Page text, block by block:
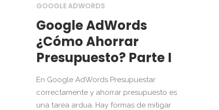
GOOGLE ADWORDS
Google AdWords
¿Cómo Ahorrar
Presupuesto? Parte I
En Google AdWords Presupuestar
correctamente y ahorrar presupuesto es
una tarea ardua. Hay formas de mitigar